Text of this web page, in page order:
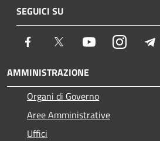
SEGUICI SU
Facebook Twitter YoutubeInstagram
AMMINISTRAZIONE
Organi di Governo
Aree Amministrative
Uffici